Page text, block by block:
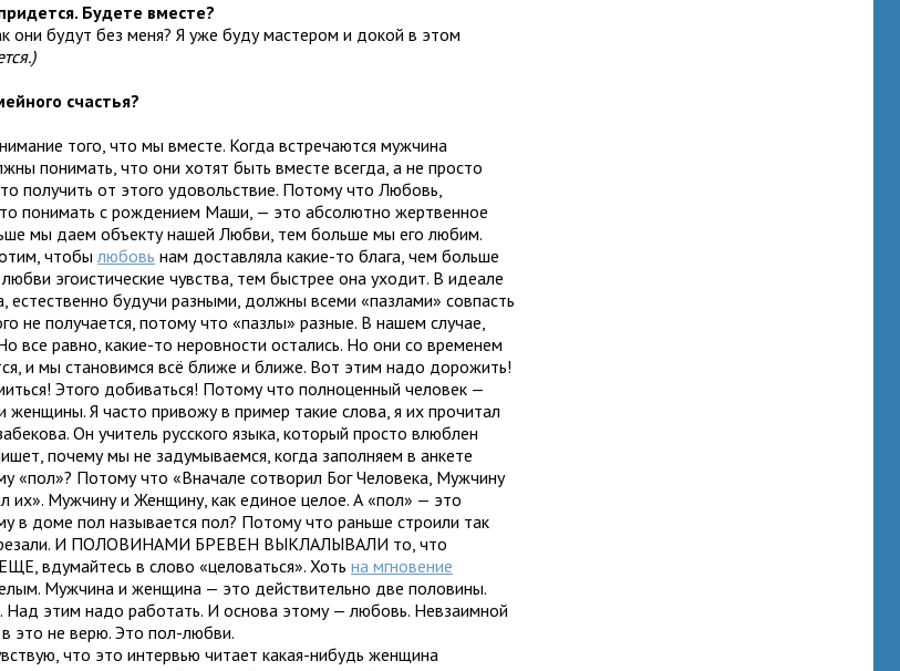
Будете вместе?
они будут без меня? Я уже буду мастером и докой в этом
счастья?
того, что мы вместе. Когда встречаются мужчина
понимать, что они хотят быть вместе всегда, а не просто
получить от этого удовольствие. Потому что Любовь,
понимать с рождением Маши, — это абсолютно жертвенное
мы даем объекту нашей Любви, тем больше мы его любим.
чтобылюбовь нам доставляла какие-то блага, чем больше
эгоистические чувства, тем быстрее она уходит. В идеале
будучи разными, должны всеми «пазлами» совпасть
не получается, потому что «пазлы» разные. В нашем случае,
все равно, какие-то неровности остались. Но они со временем
и мы становимся всё ближе и ближе. Вот этим надо дорожить!
Этого добиваться! Потому что полноценный человек —
Я часто привожу в пример такие слова, я их прочитал
Он учитель русского языка, который просто влюблен
почему мы не задумываемся, когда заполняем в анкете
«пол»? Потому что «Вначале сотворил Бог Человека, Мужчину
их». Мужчину и Женщину, как единое целое. А «пол» — это
в доме пол называется пол? Потому что раньше строили так
И ПОЛОВИНАМИ БРЕВЕН ВЫКЛАЛЫВАЛИ то, что
вдумайтесь в слово «целоваться». Хотьна мгновение
Мужчина и женщина — это действительно две половины.
Над этим надо работать. И основа этому — любовь. Невзаимной
это не верю. Это пол-любви.
что это интервью читает какая-нибудь женщина